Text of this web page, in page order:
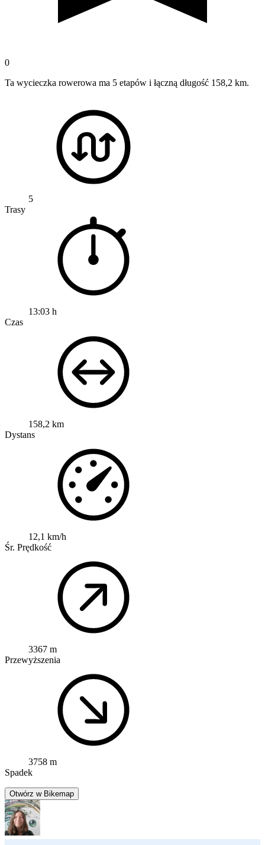
0
Ta wycieczka rowerowa ma 5 etapów i łączną długość 158,2 km.
5
Trasy
13:03 h
Czas
158,2 km
Dystans
12,1 km/h
Śr. Prędkość
3367 m
Przewyższenia
3758 m
Spadek
Otwórz w Bikemap